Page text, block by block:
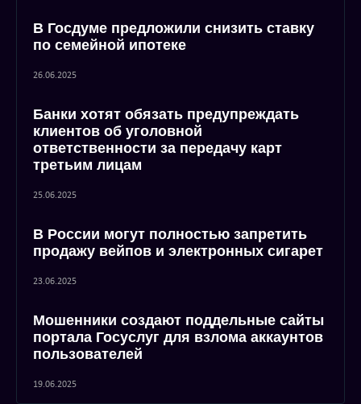
В Госдуме предложили снизить ставку
по семейной ипотеке
26.06.2025
Банки хотят обязать предупреждать
клиентов об уголовной
ответственности за передачу карт
третьим лицам
25.06.2025
В России могут полностью запретить
продажу вейпов и электронных сигарет
23.06.2025
Мошенники создают поддельные сайты
портала Госуслуг для взлома аккаунтов
пользователей
19.06.2025